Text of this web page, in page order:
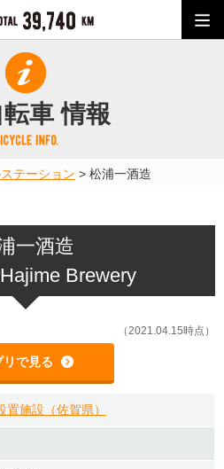
車 情報
テーション > 松浦一酒造
一酒造
Brewery
（2021.04.15時点）
リで見る
施設（佐賀県）